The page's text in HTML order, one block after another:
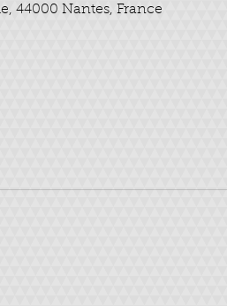
44000 Nantes, France